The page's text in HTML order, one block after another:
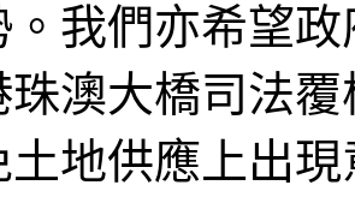
。我們亦希望
珠澳大橋司法
土地供應上出